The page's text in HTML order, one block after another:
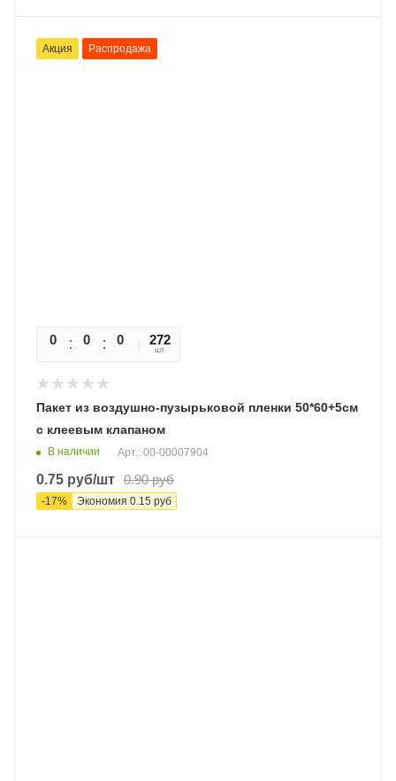
Акция Распродажа
0 0 0 0
272
шт
Пакет из воздушно-пузырьковой пленки 50*60+5см
с клеевым клапаном
В наличии Арт.: 00-00007904
0.75 руб/шт 0.90руб
-17% Экономия 0.15 руб